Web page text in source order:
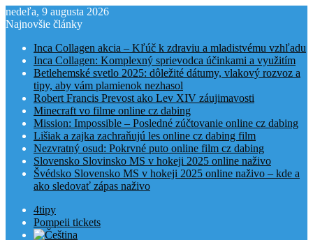
nedeľa, 9 augusta 2026
Najnovšie články
Inca Collagen akcia – Kľúč k zdraviu a mladistvému vzhľadu
Inca Collagen: Komplexný sprievodca účinkami a využitím
Betlehemské svetlo 2025: dôležité dátumy, vlakový rozvoz a
tipy, aby vám plamienok nezhasol
Robert Francis Prevost ako Lev XIV záujimavosti
Minecraft vo filme online cz dabing
Mission: Impossible – Posledné zúčtovanie online cz dabing
Lišiak a zajka zachraňujú les online cz dabing film
Nezvratný osud: Pokrvné puto online film cz dabing
Slovensko Slovinsko MS v hokeji 2025 online naživo
Švédsko Slovensko MS v hokeji 2025 online naživo – kde a
ako sledovať zápas naživo
4tipy
Pompeii tickets